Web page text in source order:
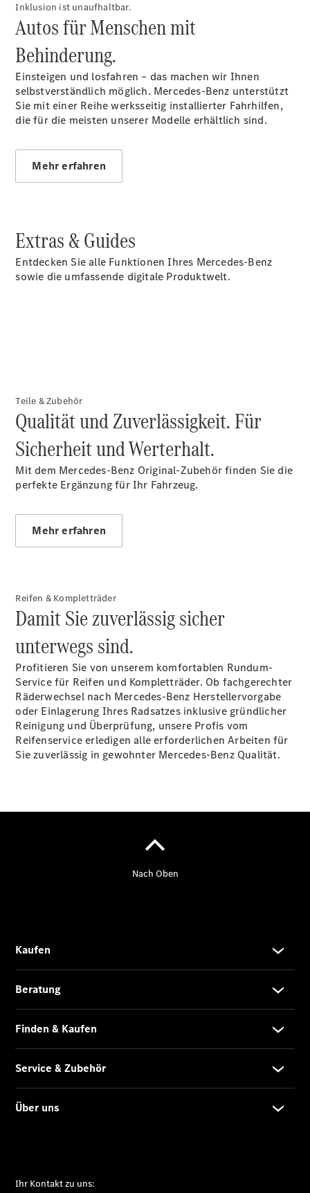
Übersicht
140 Jahre
Innovation
Mercedes-
Benz
Neuwagenangebote
Südbaden Tel:
+49 761 495 476
| Rheinland Tel:
Privatkunden
Leasing
Gewerbekunden
Finanzierung
Privatkunden
Finanzierung
Kurzfristig
verfügbare
Limousinen
Der
elektrische
CLA mit EQ-
Technologie
Der neue
elektrisch
Limousine -
C-Klasse
Maybach S-
Klasse
Inklusion ist unaufhaltbar.
Autos für Menschen mit
Behinderung.
Einsteigen und losfahren – das machen wir Ihnen
selbstverständlich möglich. Mercedes-Benz unterstützt
Sie mit einer Reihe werksseitig installierter Fahrhilfen,
die für die meisten unserer Modelle erhältlich sind.
Mehr erfahren
Extras & Guides
Entdecken Sie alle Funktionen Ihres Mercedes-Benz
sowie die umfassende digitale Produktwelt.
Teile & Zubehör
Qualität und Zuverlässigkeit. Für
Sicherheit und Werterhalt.
Mit dem Mercedes-Benz Original-Zubehör finden Sie die
perfekte Ergänzung für Ihr Fahrzeug.
Mehr erfahren
Reifen & Kompletträder
Damit Sie zuverlässig sicher
unterwegs sind.
Profitieren Sie von unserem komfortablen Rundum-
Service für Reifen und Kompletträder. Ob fachgerechter
Räderwechsel nach Mercedes-Benz Herstellervorgabe
oder Einlagerung Ihres Radsatzes inklusive gründlicher
Reinigung und Überprüfung, unsere Profis vom
Reifenservice erledigen alle erforderlichen Arbeiten für
Sie zuverlässig in gewohnter Mercedes-Benz Qualität.